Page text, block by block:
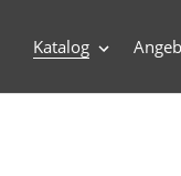
Katalog